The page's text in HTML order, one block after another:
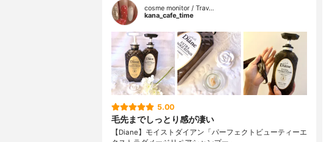
cosme monitor / Trav…
kana_cafe_time
5.00
毛先までしっとり感が凄い
【Diane】モイストダイアン「パーフェクトビューティーエ